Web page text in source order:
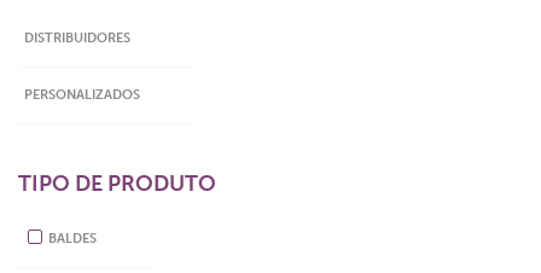
DISTRIBUIDORES
PERSONALIZADOS
TIPO DE PRODUTO
BALDES